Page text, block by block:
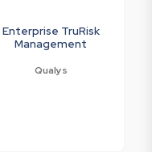
Enterprise TruRisk
Management
Qualys